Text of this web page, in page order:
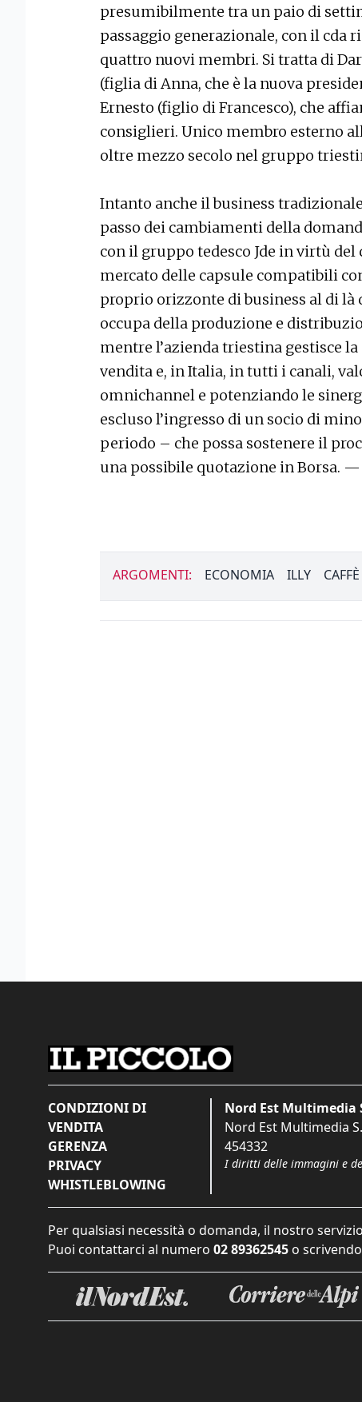
presumibilmente tra un paio di
passaggio generazionale, con il cda
quattro nuovi membri. Si tratta di
(figlia di Anna, che è la nuova
Ernesto (figlio di Francesco), che
consiglieri. Unico membro esterno
oltre mezzo secolo nel gruppo
Intanto anche il business
passo dei cambiamenti della
con il gruppo tedesco Jde in virtù del
mercato delle capsule compatibili
proprio orizzonte di business al di
occupa della produzione e
mentre l’azienda triestina gestisce
vendita e, in Italia, in tutti i canali,
omnichannel e potenziando le
escluso l’ingresso di un socio di
periodo – che possa sostenere il
una possibile quotazione in Borsa. —
ARGOMENTI: ECONOMIA ILLY CAFFÈ
CONDIZIONI DI
VENDITA
GERENZA
PRIVACY
WHISTLEBLOWING
Nord Est Multimedia
Nord Est Multimedia
454332
I diritti delle immagini e
Per qualsiasi necessità o domanda, il nostro
Puoi contattarci al numero 02 89362545 o